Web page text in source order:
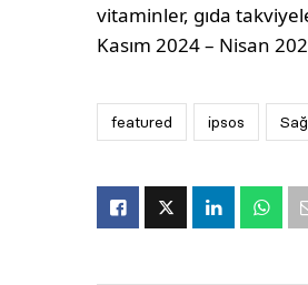
vitaminler, gıda
Kasım 2024 – Nisan
featured ipsos